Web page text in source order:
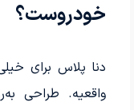
خودروست؟
دنا پلاس برای
واقعیه. طراحی